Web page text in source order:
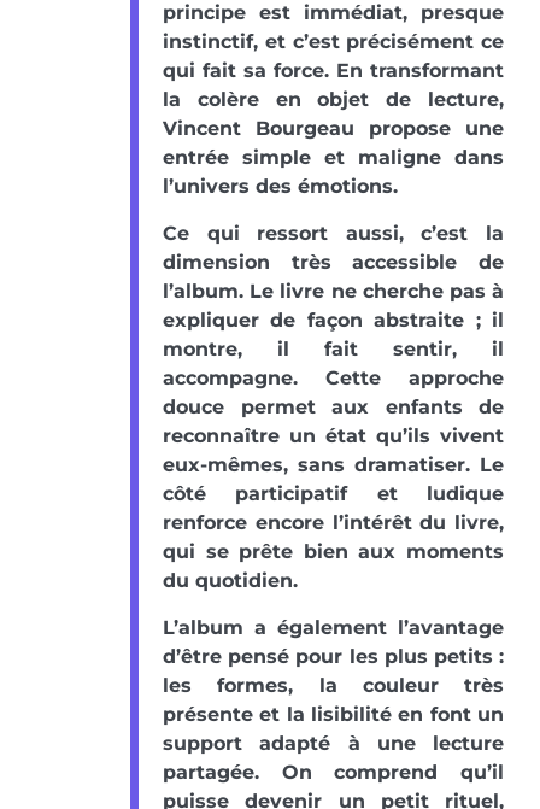
principe est immédiat, presque
instinctif, et c’est précisément ce
qui fait sa force. En transformant
la colère en objet de lecture,
Vincent Bourgeau propose une
entrée simple et maligne dans
l’univers des émotions.
Ce qui ressort aussi, c’est la
dimension très accessible de
l’album. Le livre ne cherche pas à
expliquer de façon abstraite ; il
montre, il fait sentir, il
accompagne. Cette approche
douce permet aux enfants de
reconnaître un état qu’ils vivent
eux-mêmes, sans dramatiser. Le
côté participatif et ludique
renforce encore l’intérêt du livre,
qui se prête bien aux moments
du quotidien.
L’album a également l’avantage
d’être pensé pour les plus petits :
les formes, la couleur très
présente et la lisibilité en font un
support adapté à une lecture
partagée. On comprend qu’il
puisse devenir un petit rituel,